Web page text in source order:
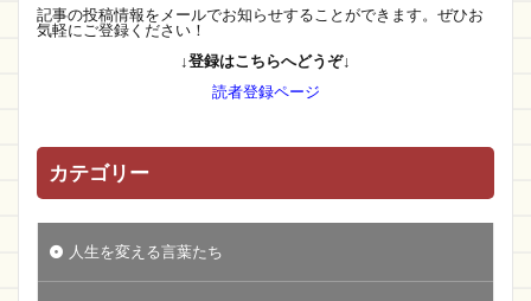
記事の投稿情報をメールでお知らせすることができます。ぜひお
気軽にご登録ください！
↓登録はこちらへどうぞ↓
読者登録ページ
カテゴリー
人生を変える言葉たち